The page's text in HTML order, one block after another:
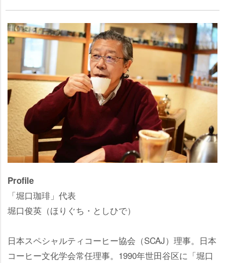
Profile
「堀口珈琲」代表
堀口俊英（ほりぐち・としひで）
日本スペシャルティコーヒー協会（SCAJ）理事。日本
コーヒー文化学会常任理事。1990年世田谷区に「堀口